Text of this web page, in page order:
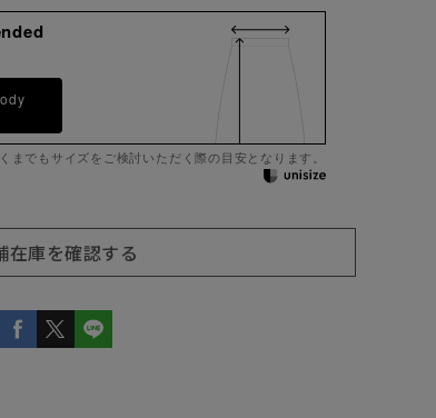
までもサイズをご検討いただく際の目安となります。